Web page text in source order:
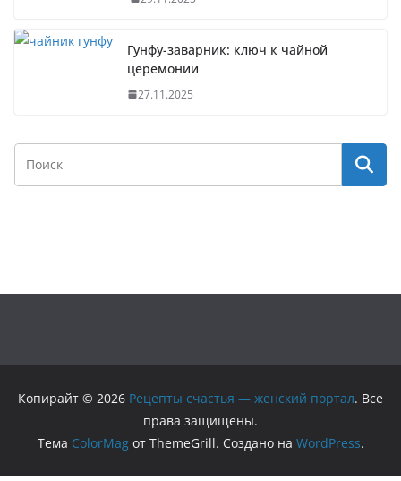
Гунфу-заварник: ключ к чайной
церемонии
27.11.2025
Копирайт © 2026 Рецепты счастья — женский портал. Все
права защищены.
Тема ColorMagот ThemeGrill. Создано на WordPress.